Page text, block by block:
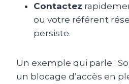
Contactez
ou votre référent
persiste.
Un exemple qui parle :
un blocage d’accès en